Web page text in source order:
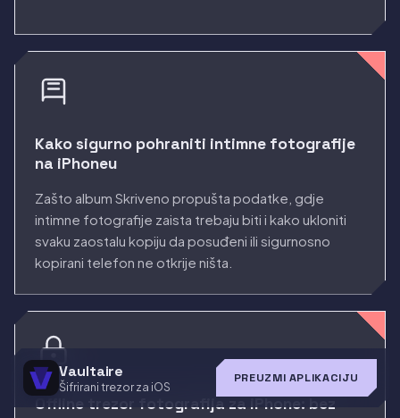
Kako sigurno pohraniti intimne fotografije
na iPhoneu
Zašto album Skriveno propušta podatke, gdje
intimne fotografije zaista trebaju biti i kako ukloniti
svaku zaostalu kopiju da posuđeni ili sigurnosno
kopirani telefon ne otkrije ništa.
Offline trezor fotografija za iPhone: bez
Vaultaire
Šifrirani trezor za iOS
PREUZMI APLIKACIJU